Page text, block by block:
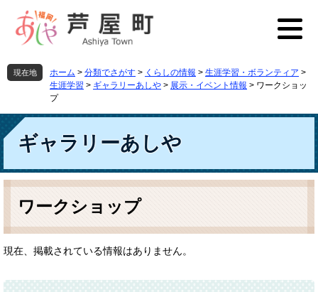
先
頭
す
を
飛
し
本
へ
現在地 ホーム > 分類でさがす > くらしの情報 > 生涯学習・ボランティア >
生涯学習 > ギャラリーあしや > 展示・イベント情報 > ワークショッ
プ
ギャラリーあしや
本
ワークショップ
現在、掲載されている情報はありません。